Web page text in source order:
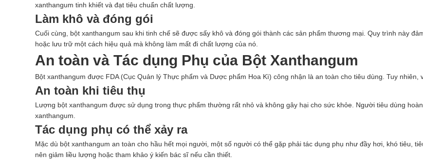
xanthangum tinh khiết và đạt tiêu chuẩn chất lượng.
Làm khô và đóng gói
Cuối cùng, bột xanthangum sau khi tinh chế sẽ được sấy khô và đóng gói thành các sản phẩm thương mại. Quy trình này
hoặc lưu trữ một cách hiệu quả mà không làm mất đi chất lượng của nó.
An toàn và Tác dụng Phụ của Bột Xanthangum
Bột xanthangum được FDA (Cục Quản lý Thực phẩm và Dược phẩm Hoa Kì) công nhận là an toàn cho tiêu dùng. Tuy nhiên,
An toàn khi tiêu thụ
Lượng bột xanthangum được sử dụng trong thực phẩm thường rất nhỏ và không gây hại cho sức khỏe. Người tiêu dùng
xanthangum.
Tác dụng phụ có thể xảy ra
Mặc dù bột xanthangum an toàn cho hầu hết mọi người, một số người có thể gặp phải tác dụng phụ như đầy hơi, khó tiêu,
nên giảm liều lượng hoặc tham khảo ý kiến bác sĩ nếu cần thiết.